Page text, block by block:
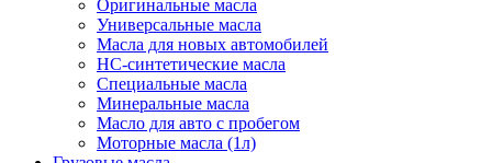
Оригинальные масла
Универсальные масла
Масла для новых автомобилей
HC-синтетические масла
Специальные масла
Минеральные масла
Масло для авто с пробегом
Моторные масла (1л)